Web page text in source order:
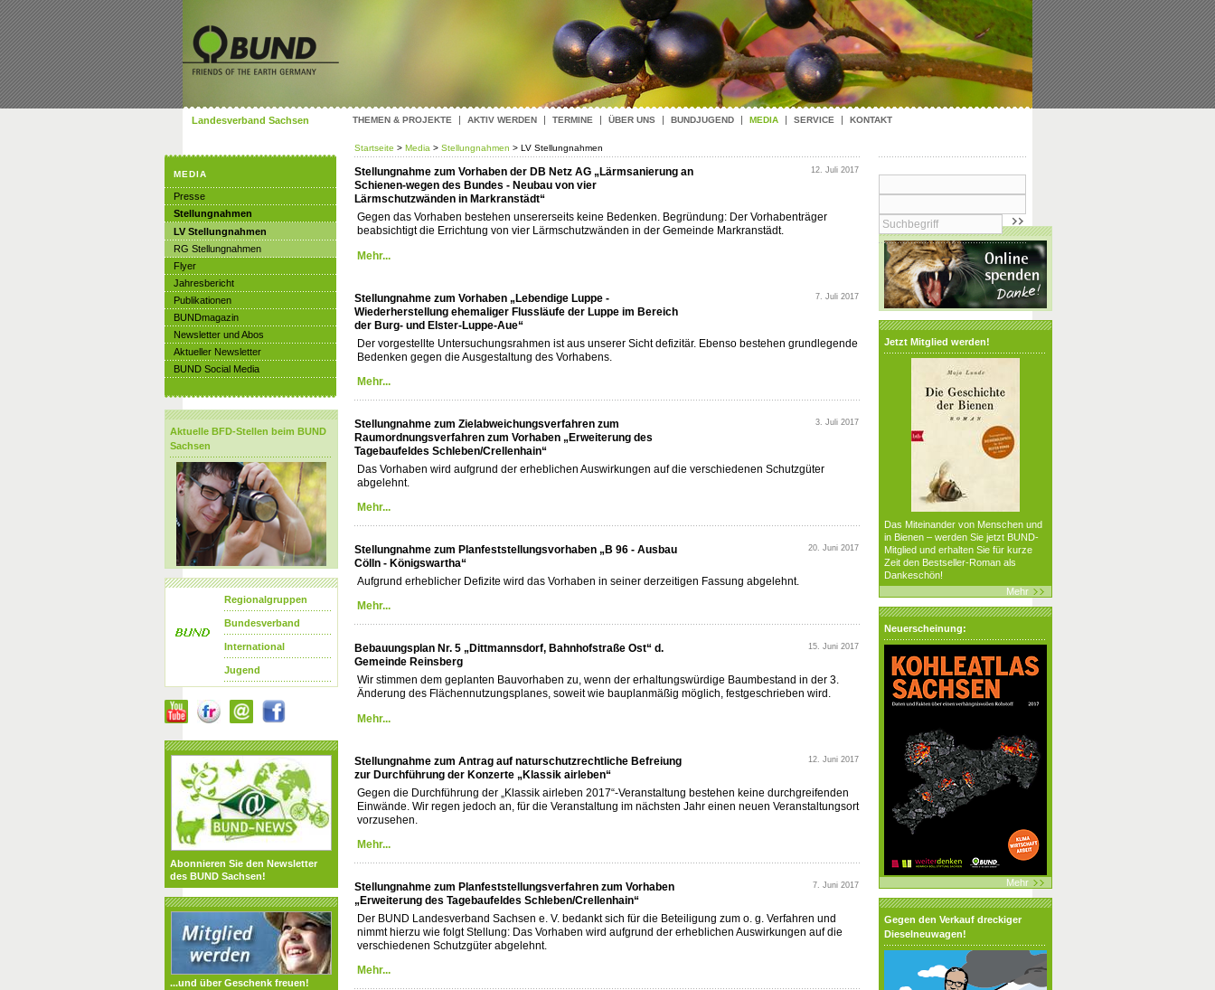
Landesverband Sachsen
Startseite > Media > Stellungnahmen > LV Stellungnahmen
12. Juli 2017
Stellungnahme zum Vorhaben der DB Netz AG „Lärmsanierung an
Schienen-wegen des Bundes - Neubau von vier
Lärmschutzwänden in Markranstädt“
Gegen das Vorhaben bestehen unsererseits keine Bedenken. Begründung: Der Vorhabenträger
beabsichtigt die Errichtung von vier Lärmschutzwänden in der Gemeinde Markranstädt.
Mehr...
7. Juli 2017
Stellungnahme zum Vorhaben „Lebendige Luppe -
Wiederherstellung ehemaliger Flussläufe der Luppe im Bereich
der Burg- und Elster-Luppe-Aue“
Der vorgestellte Untersuchungsrahmen ist aus unserer Sicht defizitär. Ebenso bestehen grundlegende
Bedenken gegen die Ausgestaltung des Vorhabens.
Mehr...
3. Juli 2017
Stellungnahme zum Zielabweichungsverfahren zum
Raumordnungsverfahren zum Vorhaben „Erweiterung des
Tagebaufeldes Schleben/Crellenhain“
Das Vorhaben wird aufgrund der erheblichen Auswirkungen auf die verschiedenen Schutzgüter
abgelehnt.
Mehr...
20. Juni 2017
Stellungnahme zum Planfeststellungsvorhaben „B 96 - Ausbau
Cölln - Königswartha“
Aufgrund erheblicher Defizite wird das Vorhaben in seiner derzeitigen Fassung abgelehnt.
Mehr...
15. Juni 2017
Bebauungsplan Nr. 5 „Dittmannsdorf, Bahnhofstraße Ost“ d.
Gemeinde Reinsberg
Wir stimmen dem geplanten Bauvorhaben zu, wenn der erhaltungswürdige Baumbestand in der 3.
Änderung des Flächennutzungsplanes, soweit wie bauplanmäßig möglich, festgeschrieben wird.
Mehr...
12. Juni 2017
Stellungnahme zum Antrag auf naturschutzrechtliche Befreiung
zur Durchführung der Konzerte „Klassik airleben“
Gegen die Durchführung der „Klassik airleben 2017“-Veranstaltung bestehen keine durchgreifenden
Einwände. Wir regen jedoch an, für die Veranstaltung im nächsten Jahr einen neuen Veranstaltungsort
vorzusehen.
Mehr...
7. Juni 2017
Stellungnahme zum Planfeststellungsverfahren zum Vorhaben
„Erweiterung des Tagebaufeldes Schleben/Crellenhain“
Der BUND Landesverband Sachsen e. V. bedankt sich für die Beteiligung zum o. g. Verfahren und
nimmt hierzu wie folgt Stellung: Das Vorhaben wird aufgrund der erheblichen Auswirkungen auf die
verschiedenen Schutzgüter abgelehnt.
Mehr...
Jetzt Mitglied werden!
Das Miteinander von Menschen und
in Bienen – werden Sie jetzt BUND-
Mitglied und erhalten Sie für kurze
Zeit den Bestseller-Roman als
Dankeschön!
Mehr
Neuerscheinung:
Mehr
Gegen den Verkauf dreckiger
Dieselneuwagen!
MEDIA
Presse
Stellungnahmen
LV Stellungnahmen
RG Stellungnahmen
Flyer
Jahresbericht
Publikationen
BUNDmagazin
Newsletter und Abos
Aktueller Newsletter
BUND Social Media
Aktuelle BFD-Stellen beim BUND
Sachsen
Regionalgruppen
Bundesverband
International
Jugend
Abonnieren Sie den Newsletter
des BUND Sachsen!
...und über Geschenk freuen!
THEMEN & PROJEKTE AKTIV WERDEN TERMINE ÜBER UNS BUNDJUGEND MEDIA SERVICE KONTAKT